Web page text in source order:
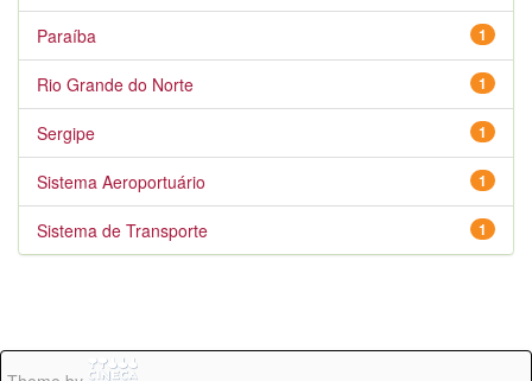
1
Paraíba
1
Rio Grande do Norte
1
Sergipe
1
Sistema Aeroportuário
1
Sistema de Transporte